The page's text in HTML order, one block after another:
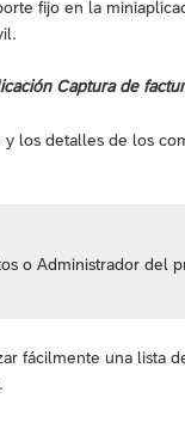
fijo en la
Captura de
los detalles de los
o Administrador del
fácilmente una lista